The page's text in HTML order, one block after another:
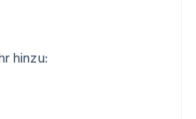
hinzu: